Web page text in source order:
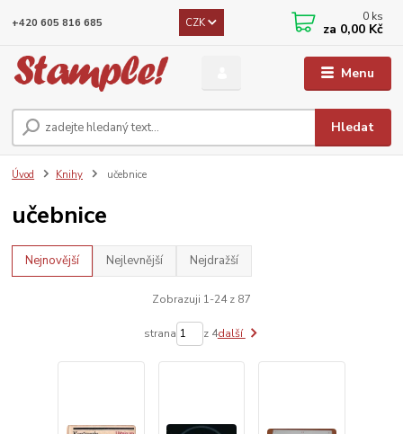
Menu
CZK
Hledat
+420 605 816 685 0 ks
za 0,00 Kč
Úvod Knihy učebnice
učebnice
Nejnovější Nejlevnější Nejdražší
Zobrazuji 1-24 z 87
strana z 4další